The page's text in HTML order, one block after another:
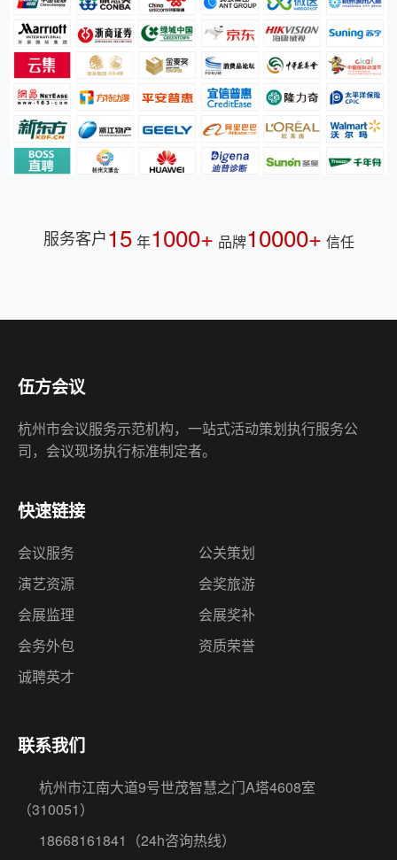
服务客户15 年1000+ 品牌10000+ 信任
伍方会议
杭州市会议服务示范机构，一站式活动策划执行服务公
司，会议现场执行标准制定者。
快速链接
会议服务
公关策划
演艺资源
会奖旅游
会展监理
会展奖补
会务外包
资质荣誉
诚聘英才
联系我们
杭州市江南大道9号世茂智慧之门A塔4608室
（310051）
18668161841
（24h咨询热线）